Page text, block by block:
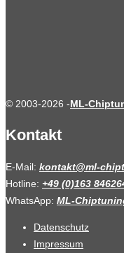
© 2003-2026 -ML-
Kontakt
E-Mail: kontakt@ml-
Hotline: +49 (0)163
WhatsApp: ML-
Datenschutz
Impressum